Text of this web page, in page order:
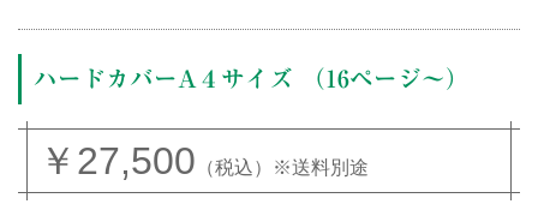
ハードカバーA４サイズ （16ページ～）
￥27,500 （税込）※送料別途